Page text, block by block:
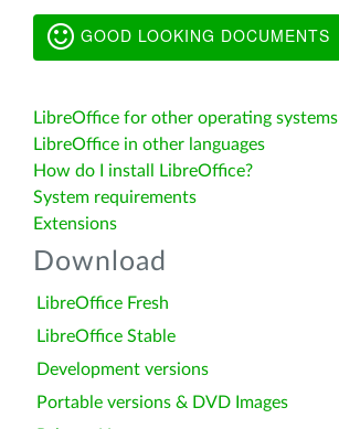
GOOD LOOKING DOCUMENTS
LibreOffice for other operating systems
LibreOffice in other languages
How do I install LibreOffice?
System requirements
Extensions
Download
LibreOffice Fresh
LibreOffice Stable
Development versions
Portable versions & DVD Images